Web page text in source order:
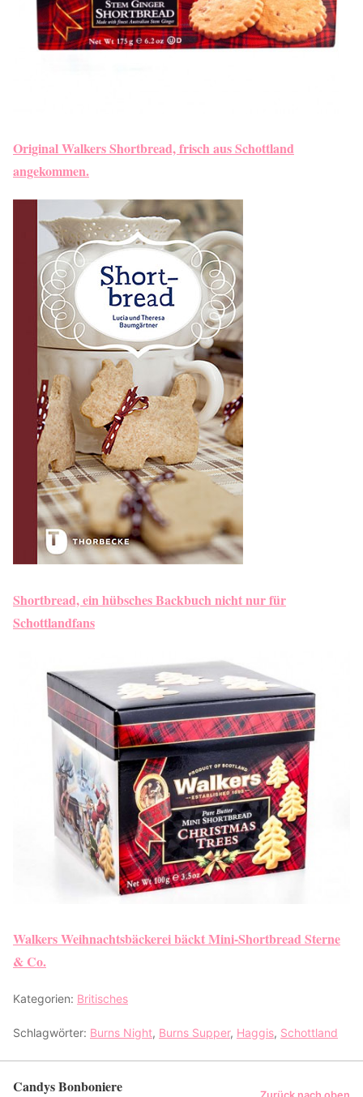
Original Walkers Shortbread, frisch aus Schottland
angekommen.
Shortbread, ein hübsches Backbuch nicht nur für
Schottlandfans
Walkers Weihnachtsbäckerei bäckt Mini-Shortbread Sterne
& Co.
Kategorien: Britisches
Schlagwörter: Burns Night, Burns Supper, Haggis, Schottland
Candys Bonboniere